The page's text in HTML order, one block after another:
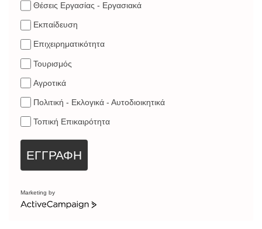
Θέσεις Εργασίας - Εργασιακά
Εκπαίδευση
Επιχειρηματικότητα
Τουρισμός
Αγροτικά
Πολιτική - Εκλογικά - Αυτοδιοικητικά
Τοπική Επικαιρότητα
ΕΓΓΡΑΦΗ
Marketing by